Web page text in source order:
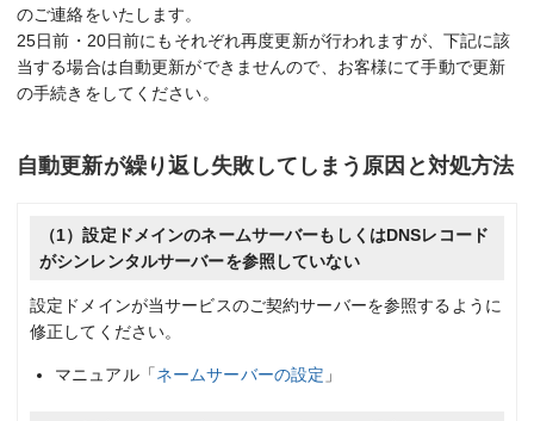
のご連絡をいたします。
25日前・20日前にもそれぞれ再度更新が行われますが、下記に該
当する場合は自動更新ができませんので、お客様にて手動で更新
の手続きをしてください。
自動更新が繰り返し失敗してしまう原因と対処方法
（1）設定ドメインのネームサーバーもしくはDNSレコード
がシンレンタルサーバーを参照していない
設定ドメインが当サービスのご契約サーバーを参照するように
修正してください。
マニュアル「ネームサーバーの設定 」